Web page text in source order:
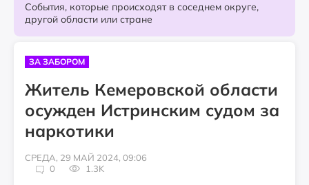
События, которые происходят в соседнем округе,
другой области или стране
ЗА ЗАБОРОМ
Житель Кемеровской области
осужден Истринским судом за
наркотики
СРЕДА, 29 МАЙ 2024, 09:06
0
1.3K